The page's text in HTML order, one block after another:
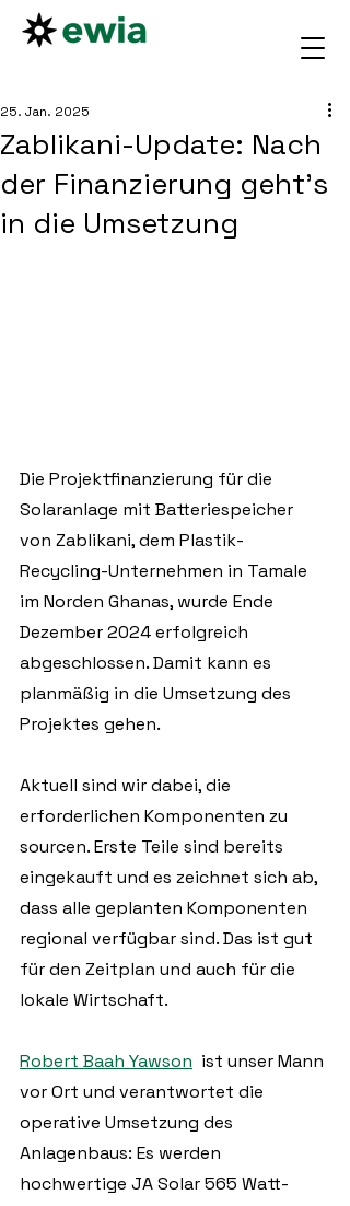
Zablikani-Update: Nach
der Finanzierung geht’s
in die Umsetzung
25. Jan. 2025
Die Projektfinanzierung für die
Solaranlage mit Batteriespeicher
von Zablikani, dem Plastik-
Recycling-Unternehmen in Tamale
im Norden Ghanas, wurde Ende
Dezember 2024 erfolgreich
abgeschlossen. Damit kann es
planmäßig in die Umsetzung des
Projektes gehen.
Aktuell sind wir dabei, die
erforderlichen Komponenten zu
sourcen. Erste Teile sind bereits
eingekauft und es zeichnet sich ab,
dass alle geplanten Komponenten
regional verfügbar sind. Das ist gut
für den Zeitplan und auch für die
lokale Wirtschaft.
Robert Baah Yawson
  ist unser Mann
vor Ort und verantwortet die
operative Umsetzung des
Anlagenbaus: Es werden
hochwertige JA Solar 565 Watt-